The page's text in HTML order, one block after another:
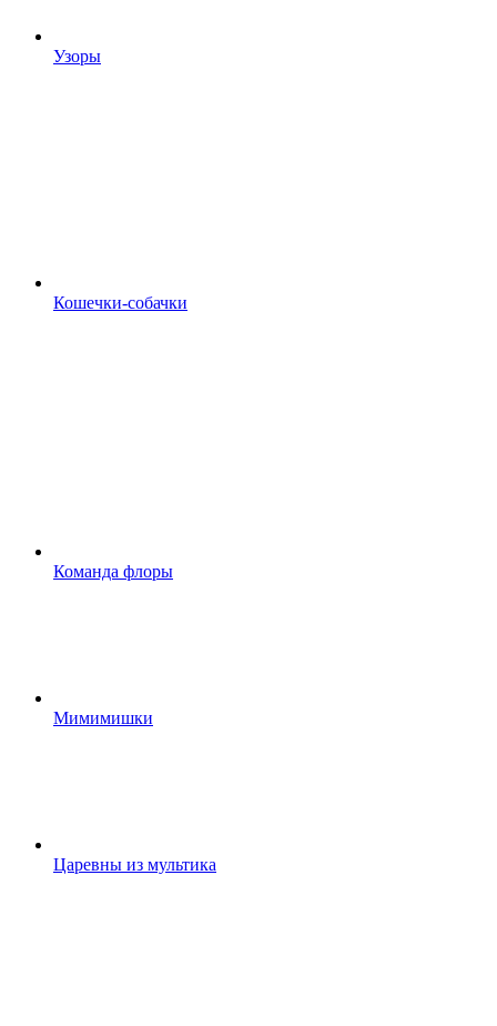
Узоры
Кошечки-собачки
Команда флоры
Мимимишки
Царевны из мультика